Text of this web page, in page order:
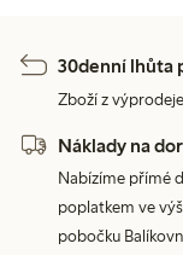
30denní lhůta
Zboží z
Náklady na
Nabízíme přímé
poplatkem ve
pobočku